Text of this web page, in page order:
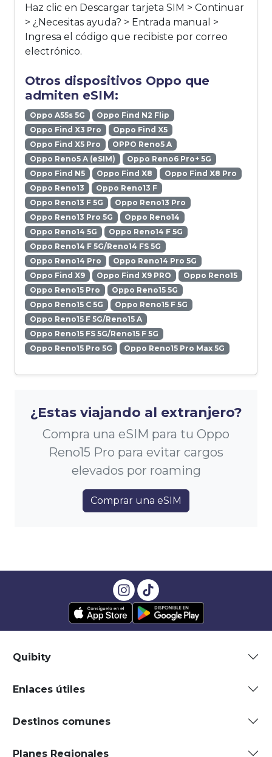
Haz clic en Descargar tarjeta SIM > Continuar
> ¿Necesitas ayuda? > Entrada manual >
Ingresa el código que recibiste por correo
electrónico.
Otros dispositivos Oppo que
admiten eSIM:
Oppo A55s 5G
Oppo Find N2 Flip
Oppo Find X3 Pro
Oppo Find X5
Oppo Find X5 Pro
OPPO Reno5 A
Oppo Reno5 A (eSIM)
Oppo Reno6 Pro+ 5G
Oppo Find N5
Oppo Find X8
Oppo Find X8 Pro
Oppo Reno13
Oppo Reno13 F
Oppo Reno13 F 5G
Oppo Reno13 Pro
Oppo Reno13 Pro 5G
Oppo Reno14
Oppo Reno14 5G
Oppo Reno14 F 5G
Oppo Reno14 F 5G/Reno14 FS 5G
Oppo Reno14 Pro
Oppo Reno14 Pro 5G
Oppo Find X9
Oppo Find X9 PRO
Oppo Reno15
Oppo Reno15 Pro
Oppo Reno15 5G
Oppo Reno15 C 5G
Oppo Reno15 F 5G
Oppo Reno15 F 5G/Reno15 A
Oppo Reno15 FS 5G/Reno15 F 5G
Oppo Reno15 Pro 5G
Oppo Reno15 Pro Max 5G
¿Estas viajando al extranjero?
Compra una eSIM para tu Oppo
Reno15 Pro para evitar cargos
elevados por roaming
Comprar una eSIM
Quibity
Enlaces útiles
Destinos comunes
Planes Regionales